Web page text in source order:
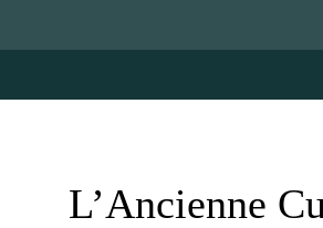
L’Ancienne